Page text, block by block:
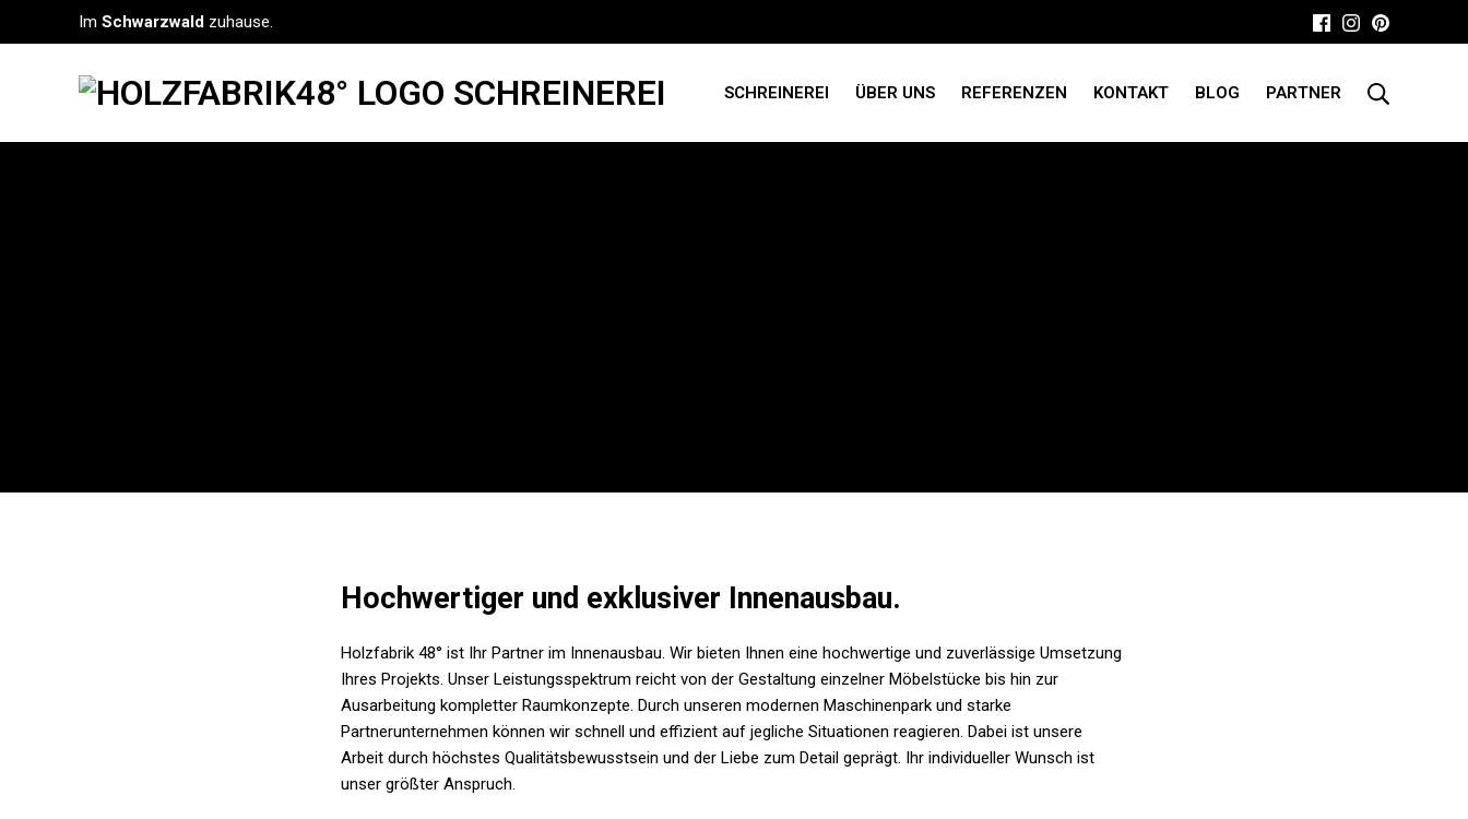
Im Schwarzwald zuhause.
SCHREINEREI ÜBER UNS REFERENZEN KONTAKT BLOG PARTNER
Hochwertiger und exklusiver Innenausbau.
Holzfabrik 48° ist Ihr Partner im Innenausbau. Wir bieten Ihnen eine hochwertige und zuverlässige Umsetzung
Ihres Projekts. Unser Leistungsspektrum reicht von der Gestaltung einzelner Möbelstücke bis hin zur
Ausarbeitung kompletter Raumkonzepte. Durch unseren modernen Maschinenpark und starke
Partnerunternehmen können wir schnell und effizient auf jegliche Situationen reagieren. Dabei ist unsere
Arbeit durch höchstes Qualitätsbewusstsein und der Liebe zum Detail geprägt. Ihr individueller Wunsch ist
unser größter Anspruch.